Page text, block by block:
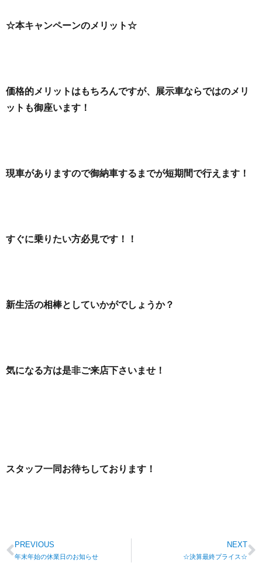
☆本キャンペーンのメリット☆
価格的メリットはもちろんですが、展示車ならではのメリ
ットも御座います！
現車がありますので御納車するまでが短期間で行えます！
すぐに乗りたい方必見です！！
新生活の相棒としていかがでしょうか？
気になる方は是非ご来店下さいませ！
スタッフ一同お待ちしております！
PREVIOUS
年末年始の休業日のお知らせ
NEXT
☆決算最終プライス☆